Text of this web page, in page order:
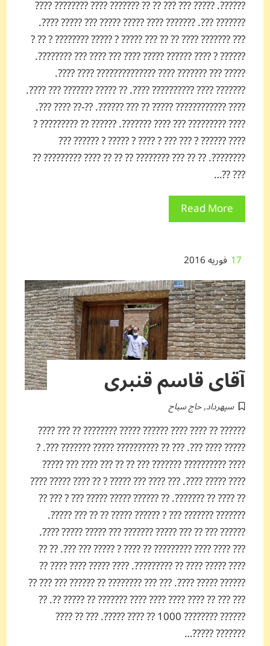
??????. ????? ??? ??? ?? ?? ??????? ???? ???????? ????
??????? ???. ??????? ???? ????? ????? ??? ????? ????.
??? ??????? ???? ?? ?? ??? ????? ? ????? ???????? ? ?? ?
?????? ? ???? ?????? ????? ???? ??? ???? ??? ????????.
????? ??? ??????? ???? ?????????????? ???? ????.
??????? ???? ?????????? ????. ?? ????? ??????? ??? ????.
???? ???????????? ????? ?? ??? ??????. ??-?? ???? ???.
???? ????????? ??? ???? ???????. ?????? ?? ????????? ?
???? ?????? ? ??? ??? ? ???? ? ????? ? ?????? ???
????????. ?? ?? ??? ???????? ?? ?? ?? ???? ????????? ??
??? ??…
Read More
17 فوریه 2016
آقای قاسم قنبری
سپهرداد,حاج سیاح
?????? ?? ???? ???? ?????? ????? ???????? ?? ??? ????
????? ???? ???. ??? ?? ?????????? ????? ??????? ???. ?
???? ?????????? ??????? ??? ?? ?? ??? ???? ??? ?????
???? ????? ????. ??? ???? ??? ????? ? ?? ???? ????? ????
?? ???? ?? ???????. ?? ?????? ????? ????? ??? ? ??? ??
??????? ??????? ??? ? ?????? ????? ?? ?? ??? ?????.
?????? ??? ?? ??? ????? ??????? ??? ????? ????? ????.
??? ???? ???? ????????? ?? ???? ? ????? ??? ???. ?? ??
???? ????? ???? ?? ?????????. ???? ????? ???? ???? ??
?????? ????? ????. ??? ??? ???????? ?? ?????? ??? ??? ??
??? ??? ?? ???? ???? ???? ???? ??????? ?? ????? ??. ??
?????? ???????? 1000 ?? ???? ?????. ??? ?? ????
??????? ?????…